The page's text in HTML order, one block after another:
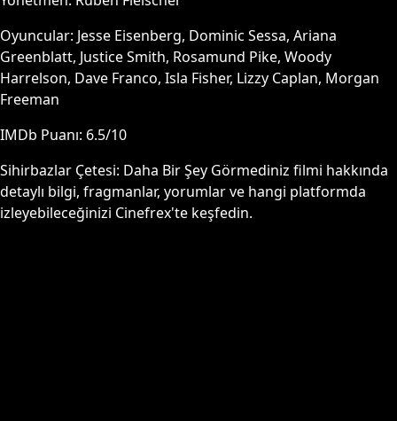
Oyuncular: Jesse Eisenberg, Dominic Sessa, Ariana
Greenblatt, Justice Smith, Rosamund Pike, Woody
Harrelson, Dave Franco, Isla Fisher, Lizzy Caplan, Morgan
Freeman
IMDb Puanı: 6.5/10
Sihirbazlar Çetesi: Daha Bir Şey Görmediniz filmi hakkında
detaylı bilgi, fragmanlar, yorumlar ve hangi platformda
izleyebileceğinizi Cinefrex'te keşfedin.